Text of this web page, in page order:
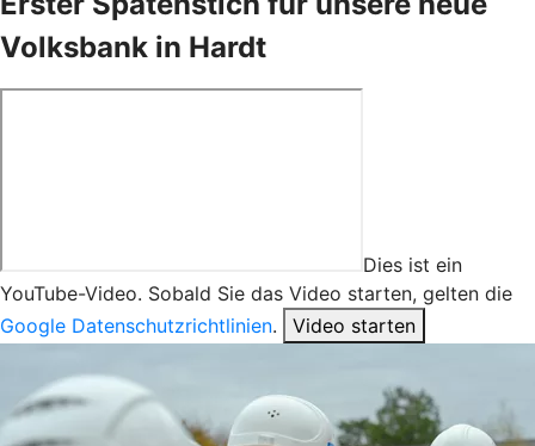
Volksbank in Hardt
Dies ist ein
YouTube-Video. Sobald Sie das Video starten, gelten die
Google Datenschutzrichtlinien. Video starten